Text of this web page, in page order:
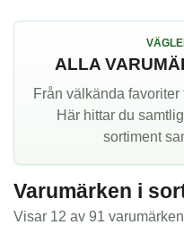
ALLA
Från välkända
Här hittar du
sortiment
Varumärken i
Visar 12 av 91 varumärken